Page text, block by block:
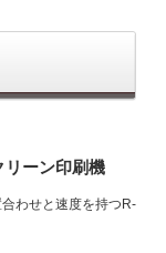
リーン印刷機
わせと速度を持つR-